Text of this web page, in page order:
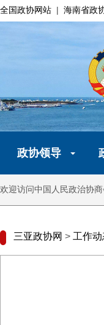
全国政协网站 | 海南省政
政协领导
欢迎访问中国人民政治协
三亚政协网 > 工作